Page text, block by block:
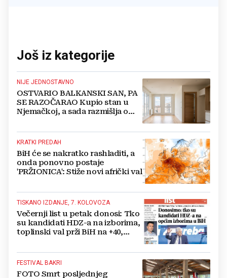
Još iz kategorije
NIJE JEDNOSTAVNO
OSTVARIO BALKANSKI SAN, PA
SE RAZOČARAO Kupio stan u
Njemačkoj, a sada razmišlja o
KRATKI PREDAH
BiH će se nakratko rashladiti, a
onda ponovno postaje
'PRŽIONICA': Stiže novi afrički val
TISKANO IZDANJE, 7. KOLOVOZA
Večernji list u petak donosi: Tko
su kandidati HDZ-a na izborima,
toplinski val prži BiH na +40,
FESTIVAL BAKRI
FOTO Smrt posljednjeg